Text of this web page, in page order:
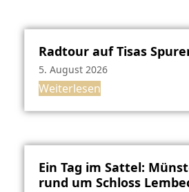
Radtour auf Tisas
5. August 2026
Weiterlesen
Ein Tag im Sattel:
rund um Schloss